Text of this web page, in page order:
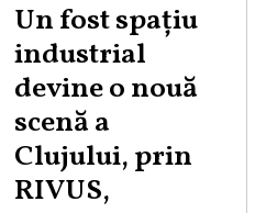
Un fost spațiu
industrial
devine o nouă
scenă a
Clujului, prin
RIVUS,